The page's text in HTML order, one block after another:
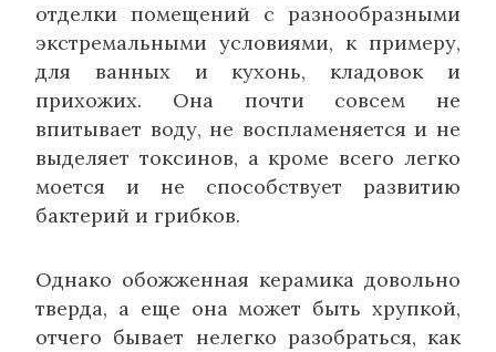
отделки помещений с разнообразными
экстремальными условиями, к примеру,
для ванных и кухонь, кладовок и
прихожих. Она почти совсем не
впитывает воду, не воспламеняется и не
выделяет токсинов, а кроме всего легко
моется и не способствует развитию
бактерий и грибков.
Однако обожженная керамика довольно
тверда, а еще она может быть хрупкой,
отчего бывает нелегко разобраться, как